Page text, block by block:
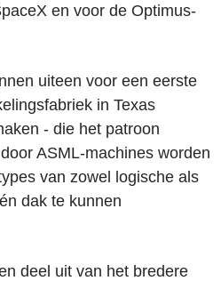
en voor de Optimus-
uiteen voor een eerste
in Texas
- die het patroon
ASML-machines worden
van zowel logische als
dak te kunnen
deel uit van het bredere